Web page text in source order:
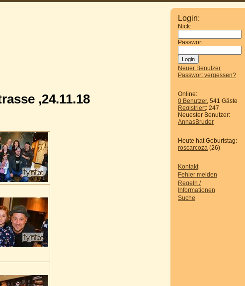
Login:
Nick:
Passwort:
Neuer Benutzer
Passwort vergessen?
Online:
0 Benutzer, 541 Gäste
Registriert: 247
Neuester Benutzer:
AnnasBruder
Heute hat Geburtstag:
roscarcoza (26)
Kontakt
Fehler melden
Regeln /
Informationen
Suche
,24.11.18